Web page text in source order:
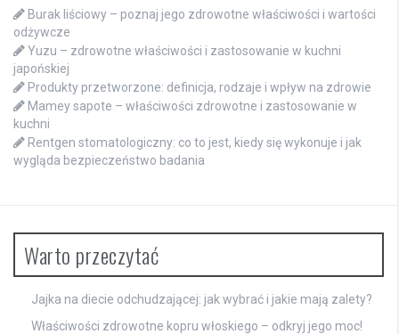
Burak liściowy – poznaj jego zdrowotne właściwości i wartości
odżywcze
Yuzu – zdrowotne właściwości i zastosowanie w kuchni
japońskiej
Produkty przetworzone: definicja, rodzaje i wpływ na zdrowie
Mamey sapote – właściwości zdrowotne i zastosowanie w
kuchni
Rentgen stomatologiczny: co to jest, kiedy się wykonuje i jak
wygląda bezpieczeństwo badania
Warto przeczytać
Jajka na diecie odchudzającej: jak wybrać i jakie mają zalety?
Właściwości zdrowotne kopru włoskiego – odkryj jego moc!